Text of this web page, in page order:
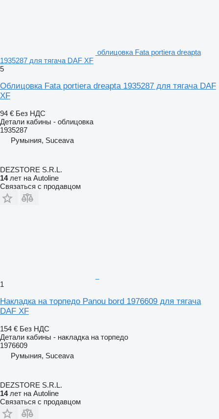
облицовка Fata portiera dreapta
1935287 для тягача DAF XF
5
Облицовка Fata portiera dreapta 1935287 для тягача DAF
XF
94 € Без НДС
Детали кабины - облицовка
1935287
Румыния, Suceava
DEZSTORE S.R.L.
14лет на Autoline
Связаться с продавцом
1
Накладка на торпедо Panou bord 1976609 для тягача
DAF XF
154 € Без НДС
Детали кабины - накладка на торпедо
1976609
Румыния, Suceava
DEZSTORE S.R.L.
14лет на Autoline
Связаться с продавцом